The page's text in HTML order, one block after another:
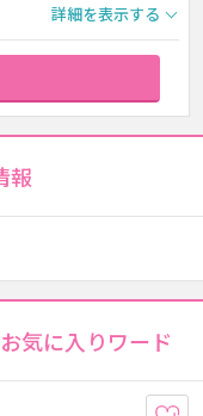
詳細を表示する
報
気に入りワード